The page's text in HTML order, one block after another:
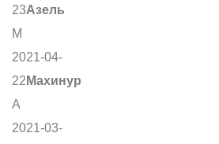
23Азель
М
2021-04-
22 Махинур
А
2021-03-